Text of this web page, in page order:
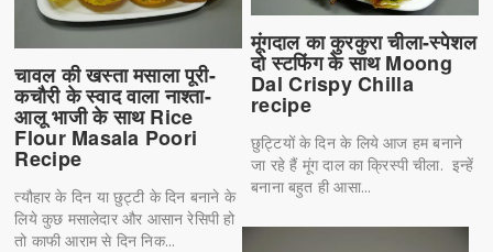
मूंगदाल का कुरकुरा चीला-स्पेशल
दो स्टफिंग के साथ Moong
Dal Crispy Chilla
recipe
छुट्टियों के दिन के लिये आज हम बनाने
जा रहे हैं मूंग दाल का क्रिस्पी चीला. इन्हें
बनाना बहुत ही आसा...
चावल की खस्ता मसाला पूरी-
कचौरी के स्वाद वाला नाश्ता-
आलू भाजी के साथ Rice
Flour Masala Poori
Recipe
त्यौहार के दिन या छुट्टी के दिन बनाने के
लिये कुछ मसालेदार और आसान रेसिपी हो
तो काफी आराम से दिन निक...